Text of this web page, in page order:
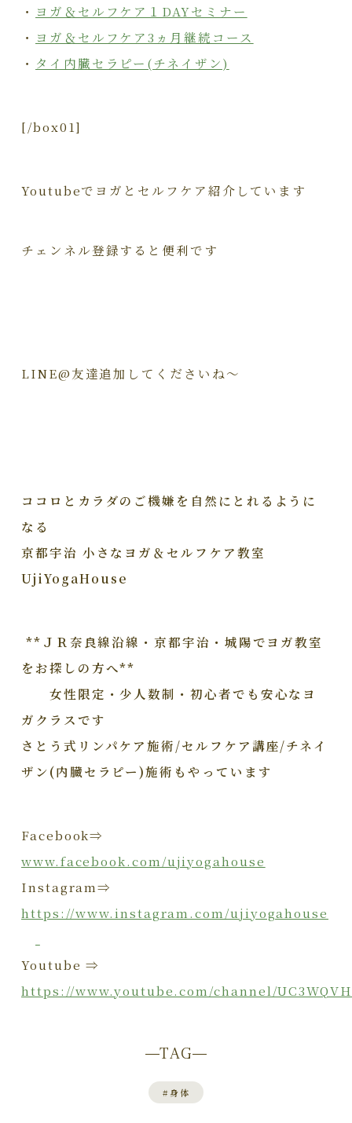
・ ヨガ＆セルフケア１DAYセミナー
・ ヨガ＆セルフケア3ヵ月継続コース
・ タイ内臓セラピー(チネイザン)
[/box01]
Youtubeでヨガとセルフケア紹介しています
チェンネル登録すると便利です
LINE@友達追加してくださいね～
ココロとカラダのご機嫌を自然にとれるように
なる
京都宇治 小さなヨガ＆セルフケア教室
UjiYogaHouse
**ＪＲ奈良線沿線・京都宇治・城陽でヨガ教室
をお探しの方へ**
女性限定・少人数制・初心者でも安心なヨ
ガクラスです
さとう式リンパケア施術/セルフケア講座/チネイ
ザン(内臓セラピー)施術もやっています
Facebook⇒
www.facebook.com/ujiyogahouse
Instagram⇒
https://www.instagram.com/ujiyogahouse
Youtube ⇒
https://www.youtube.com/channel/
TAG
#身体